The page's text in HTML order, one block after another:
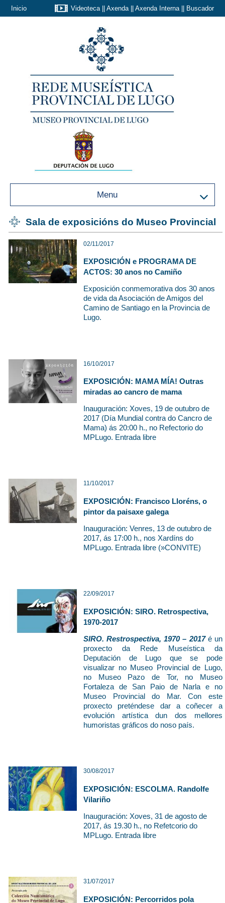
Inicio Videoteca|| Axenda|| Axenda Interna|| Buscador
Menu
Sala de exposicións do Museo Provincial
02/11/2017
EXPOSICIÓN e PROGRAMA DE
ACTOS: 30 anos no Camiño
Exposición conmemorativa dos 30 anos
de vida da Asociación de Amigos del
Camino de Santiago en la Provincia de
Lugo.
16/10/2017
EXPOSICIÓN: MAMA MÍA! Outras
miradas ao cancro de mama
Inauguración: Xoves, 19 de outubro de
2017 (Día Mundial contra do Cancro de
Mama) ás 20:00 h., no Refectorio do
MPLugo. Entrada libre
11/10/2017
EXPOSICIÓN: Francisco Lloréns, o
pintor da paisaxe galega
Inauguración: Venres, 13 de outubro de
2017, ás 17:00 h., nos Xardíns do
MPLugo. Entrada libre (»CONVITE)
22/09/2017
EXPOSICIÓN: SIRO. Retrospectiva,
1970-2017
SIRO. Restrospectiva, 1970 – 2017é un
proxecto da Rede Museística da
Deputación de Lugo que se pode
visualizar no Museo Provincial de Lugo,
no Museo Pazo de Tor, no Museo
Fortaleza de San Paio de Narla e no
Museo Provincial do Mar. Con este
proxecto preténdese dar a coñecer a
evolución artística dun dos mellores
humoristas gráficos do noso país.
30/08/2017
EXPOSICIÓN: ESCOLMA. Randolfe
Vilariño
Inauguración: Xoves, 31 de agosto de
2017, ás 19.30 h., no Refetcorio do
MPLugo. Entrada libre
31/07/2017
EXPOSICIÓN: Percorridos pola